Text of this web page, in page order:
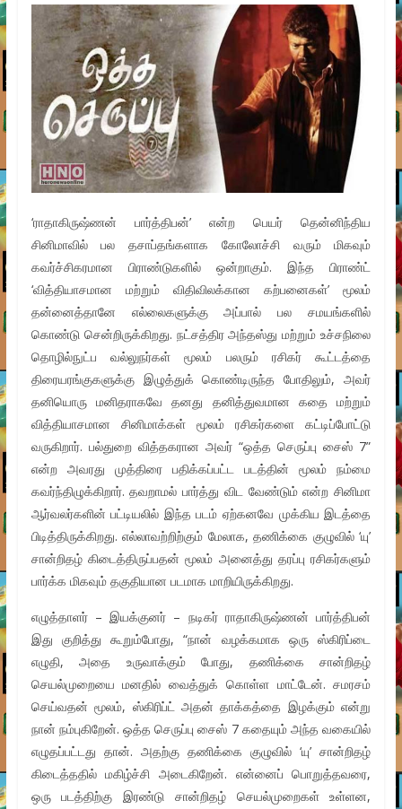
‘ராதாகிருஷ்ணன் பார்த்திபன்’ என்ற பெயர் தென்னிந்திய
சினிமாவில் பல தசாப்தங்களாக கோலோச்சி வரும் மிகவும்
கவர்ச்சிகரமான பிராண்டுகளில் ஒன்றாகும். இந்த பிராண்ட்
‘வித்தியாசமான மற்றும் விதிவிலக்கான கற்பனைகள்’ மூலம்
தன்னைத்தானே எல்லைகளுக்கு அப்பால் பல சமயங்களில்
கொண்டு சென்றிருக்கிறது. நட்சத்திர அந்தஸ்து மற்றும் உச்சநிலை
தொழில்நுட்ப வல்லுநர்கள் மூலம் பலரும் ரசிகர் கூட்டத்தை
திரையரங்குகளுக்கு இழுத்துக் கொண்டிருந்த போதிலும், அவர்
தனியொரு மனிதராகவே தனது தனித்துவமான கதை மற்றும்
வித்தியாசமான சினிமாக்கள் மூலம் ரசிகர்களை கட்டிப்போட்டு
வருகிறார். பல்துறை வித்தகரான அவர் “ஒத்த செருப்பு சைஸ் 7”
என்ற அவரது முத்திரை பதிக்கப்பட்ட படத்தின் மூலம் நம்மை
கவர்ந்திழுக்கிறார். தவறாமல் பார்த்து விட வேண்டும் என்ற சினிமா
ஆர்வலர்களின் பட்டியலில் இந்த படம் ஏற்கனவே முக்கிய இடத்தை
பிடித்திருக்கிறது. எல்லாவற்றிற்கும் மேலாக, தணிக்கை குழுவில் ‘யு’
சான்றிதழ் கிடைத்திருப்பதன் மூலம் அனைத்து தரப்பு ரசிகர்களும்
பார்க்க மிகவும் தகுதியான படமாக மாறியிருக்கிறது.
எழுத்தாளர் – இயக்குனர் – நடிகர் ராதாகிருஷ்ணன் பார்த்திபன்
இது குறித்து கூறும்போது, “நான் வழக்கமாக ஒரு ஸ்கிரிப்டை
எழுதி, அதை உருவாக்கும் போது, தணிக்கை சான்றிதழ்
செயல்முறையை மனதில் வைத்துக் கொள்ள மாட்டேன். சமரசம்
செய்வதன் மூலம், ஸ்கிரிப்ட் அதன் தாக்கத்தை இழக்கும் என்று
நான் நம்புகிறேன். ஒத்த செருப்பு சைஸ் 7 கதையும் அந்த வகையில்
எழுதப்பட்டது தான். அதற்கு தணிக்கை குழுவில் ‘யு’ சான்றிதழ்
கிடைத்ததில் மகிழ்ச்சி அடைகிறேன். என்னைப் பொறுத்தவரை,
ஒரு படத்திற்கு இரண்டு சான்றிதழ் செயல்முறைகள் உள்ளன,